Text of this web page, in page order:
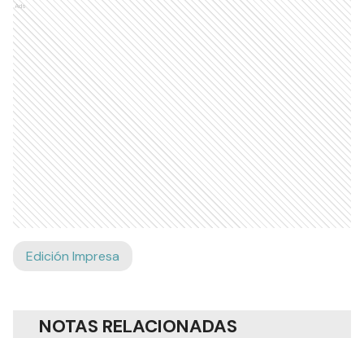
Ads
Edición Impresa
NOTAS RELACIONADAS